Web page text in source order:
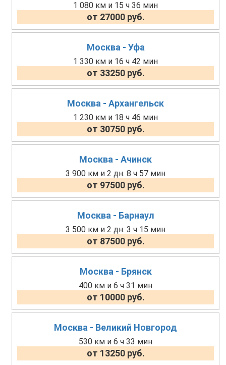
1 080 км и 15 ч 36 мин
от 27000 руб.
Москва - Уфа
1 330 км и 16 ч 42 мин
от 33250 руб.
Москва - Архангельск
1 230 км и 18 ч 46 мин
от 30750 руб.
Москва - Ачинск
3 900 км и 2 дн. 8 ч 57 мин
от 97500 руб.
Москва - Барнаул
3 500 км и 2 дн. 3 ч 15 мин
от 87500 руб.
Москва - Брянск
400 км и 6 ч 31 мин
от 10000 руб.
Москва - Великий Новгород
530 км и 6 ч 33 мин
от 13250 руб.